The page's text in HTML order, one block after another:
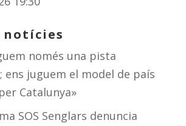
només una pista
ens juguem el model de país
Catalunya»
SOS Senglars denuncia